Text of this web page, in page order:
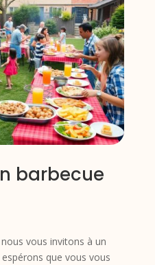
barbecue
nous vous invitons à un
que vous vous